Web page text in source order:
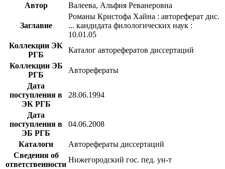
Автор Валеева, Альфия Реванеровна
Заглавие
Романы Кристофа Хайна : автореферат дис.
... кандидата филологических наук :
10.01.05
Коллекции ЭК
РГБ
Каталог авторефератов диссертаций
Коллекции ЭБ
РГБ
Авторефераты
Дата
поступления в
ЭК РГБ
28.06.1994
Дата
поступления в
ЭБ РГБ
04.06.2008
Каталоги
Авторефераты диссертаций
Сведения об
ответственности
Нижегородский гос. пед. ун-т